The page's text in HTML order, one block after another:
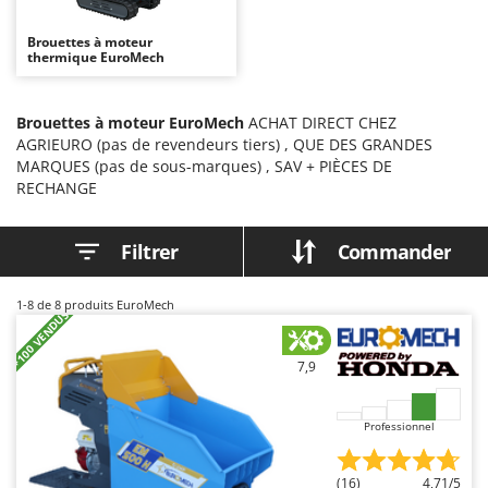
Autolaveuses
Autres produits
Balayeuses
Bancs de scie pour le bois - Scies à bûches
Barbecues
Brosses pour sols extérieurs
Brouettes à moteur
Broyeurs à axe horizontal pour tracteur
Broyeurs de branches et végétaux
Butteurs pour tracteur
Chargeurs de batterie - Démarreurs
Charrues pour tracteur
Ambrogio Robot
Annovi Reverberi
Archman
Arco
Ardes
Ariete
Artus
Attila
Awelco
Baesso
Bahco
Brouettes à moteur
thermique EuroMech
Brouettes à moteur EuroMech ACHAT DIRECT CHEZ
AGRIEURO (pas de revendeurs tiers) , QUE DES GRANDES
MARQUES (pas de sous-marques) , SAV + PIÈCES DE
RECHANGE
Filtrer Commander
1-8 de 8 produits EuroMech
+100 VENDUS 7,9
Professionnel
(16) 4,71/5